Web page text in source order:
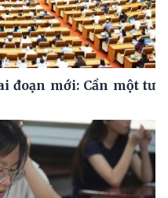
đoạn mới: Cần một tư